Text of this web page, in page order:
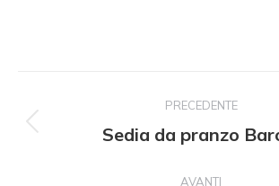
del
PRECEDENTE
Progetto
Sedia da pranzo
AVANTI